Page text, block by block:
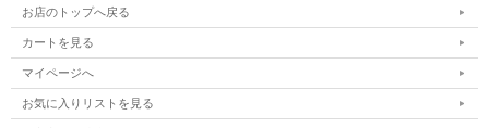
お店のトップへ戻る
カートを見る
マイページへ
お気に入りリストを見る